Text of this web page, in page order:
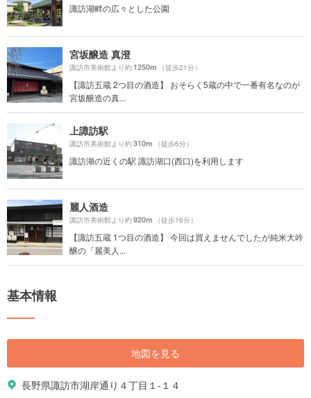
諏訪湖畔の広々とした公園
宮坂醸造 真澄
諏訪市美術館より約1250m （徒歩21分）
【諏訪五蔵 2つ目の酒造】 おそらく5蔵の中で一番有名なのが
宮坂醸造の真...
上諏訪駅
諏訪市美術館より約310m （徒歩6分）
諏訪湖の近くの駅 諏訪湖口(西口)を利用します
麗人酒造
諏訪市美術館より約920m （徒歩16分）
【諏訪五蔵 1つ目の酒造】 今回は買えませんでしたが純米大吟
醸の「麗美人...
基本情報
地図を見る
長野県諏訪市湖岸通り４丁目１-１４